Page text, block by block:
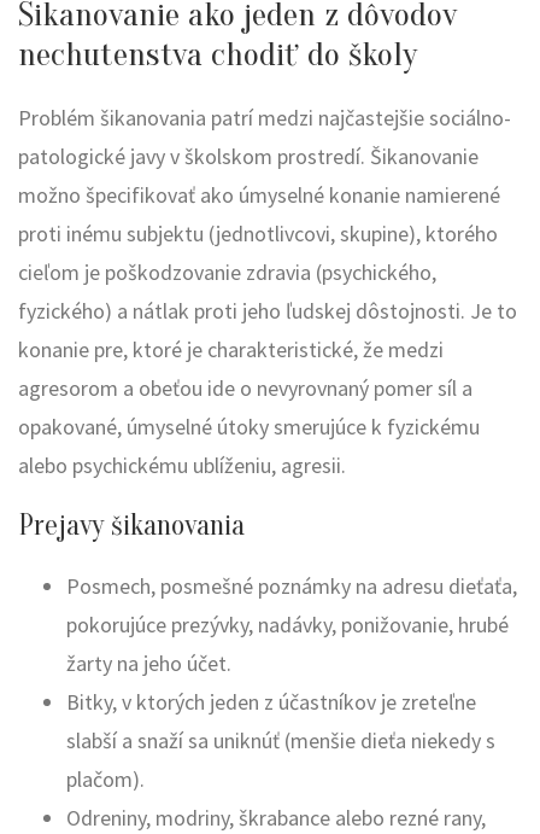
Šikanovanie ako jeden z dôvodov
nechutenstva chodiť do školy
Problém šikanovania patrí medzi najčastejšie sociálno-
patologické javy v školskom prostredí. Šikanovanie
možno špecifikovať ako úmyselné konanie namierené
proti inému subjektu (jednotlivcovi, skupine), ktorého
cieľom je poškodzovanie zdravia (psychického,
fyzického) a nátlak proti jeho ľudskej dôstojnosti. Je to
konanie pre, ktoré je charakteristické, že medzi
agresorom a obeťou ide o nevyrovnaný pomer síl a
opakované, úmyselné útoky smerujúce k fyzickému
alebo psychickému ublíženiu, agresii.
Prejavy šikanovania
Posmech, posmešné poznámky na adresu dieťaťa,
pokorujúce prezývky, nadávky, ponižovanie, hrubé
žarty na jeho účet.
Bitky, v ktorých jeden z účastníkov je zreteľne
slabší a snaží sa uniknúť (menšie dieťa niekedy s
plačom).
Odreniny, modriny, škrabance alebo rezné rany,